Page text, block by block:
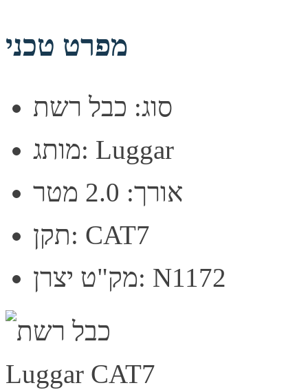
מפרט טכני
סוג: כבל רשת
מותג: Luggar
אורך: 2.0 מטר
תקן: CAT7
מק"ט יצרן: N1172